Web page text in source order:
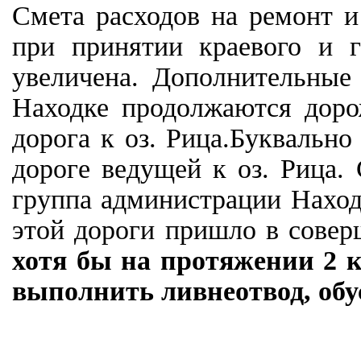
Смета расходов на ремонт
при принятии краевого и
увеличена.
Находке продолжаются
дорога к оз.
дороге ведущей к оз. Рица.
группа администрации
этой дороги пришло в
хотя бы на протяжении 2
выполнить ливнеотвод,